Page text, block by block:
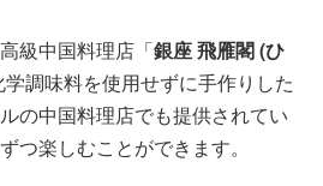
級中国料理店「銀座 飛雁閣 (ひ
学調味料を使用せずに手作りした
の中国料理店でも提供されてい
つ楽しむことができます。